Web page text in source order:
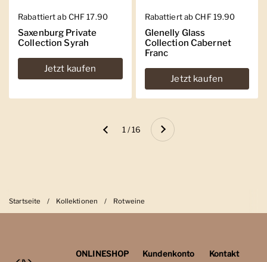
Regulärer Preis
Rabattiert ab CHF 17.90
Saxenburg Private
Collection Syrah
Jetzt kaufen
Regulärer Preis
Rabattiert ab CHF 19.90
Glenelly Glass
Collection Cabernet
Franc
Jetzt kaufen
Zurück 1 / 16 Weiter
Startseite / Kollektionen / Rotweine
ONLINESHOP
Kundenkonto
Kontakt